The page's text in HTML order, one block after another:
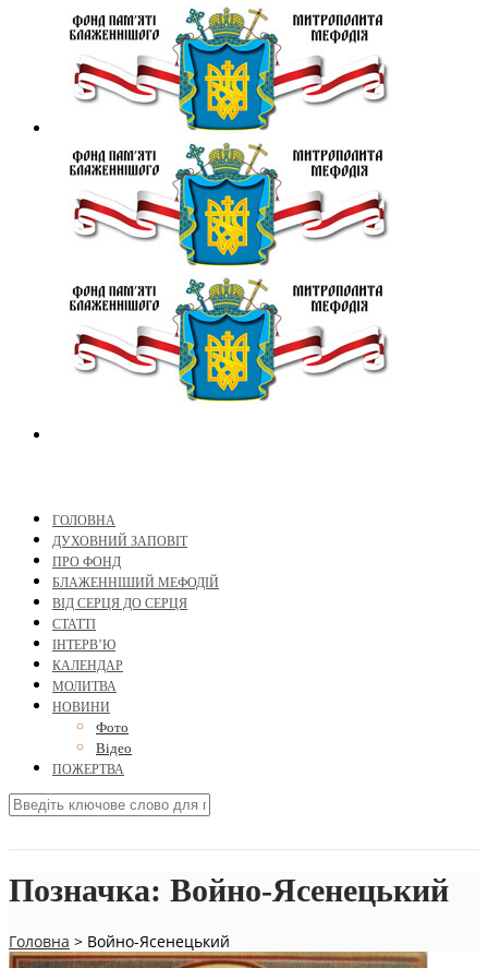
ГОЛОВНА
ДУХОВНИЙ ЗАПОВІТ
ПРО ФОНД
БЛАЖЕННІШИЙ МЕФОДІЙ
ВІД СЕРЦЯ ДО СЕРЦЯ
СТАТТІ
ІНТЕРВ’Ю
КАЛЕНДАР
МОЛИТВА
НОВИНИ
Фото
Відео
ПОЖЕРТВА
Позначка: Войно-Ясенецький
Головна > Войно-Ясенецький